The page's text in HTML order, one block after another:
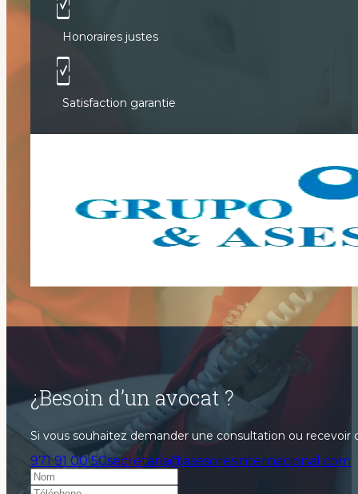
Honoraires justes
Satisfaction garantie
¿Besoin d’un avocat ?
Si vous souhaitez demander une consultation ou recevoir
971 91 00 50secretaria@asesoresinternacional.com